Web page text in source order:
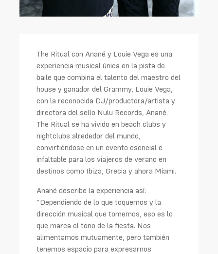
The Ritual con Anané y Louie Vega es una
experiencia musical única en la pista de
baile que combina el talento del maestro del
house y ganador del Grammy, Louie Vega,
con la reconocida DJ/productora/artista y
directora del sello Nulu Records, Anané.
The Ritual se ha vivido en beach clubs y
nightclubs alrededor del mundo,
convirtiéndose en un evento esencial e
infaltable para los viajeros de verano en
destinos como Ibiza, Grecia y ahora Miami.
Anané describe la experiencia así:
“Dependiendo de lo que toquemos y la
dirección musical que tomemos, eso es lo
que marca el tono de la fiesta. Nos
alimentamos mutuamente, pero también
tenemos espacio para expresarnos